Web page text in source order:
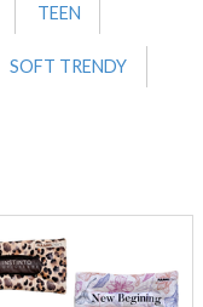
TEEN
SOFT TRENDY